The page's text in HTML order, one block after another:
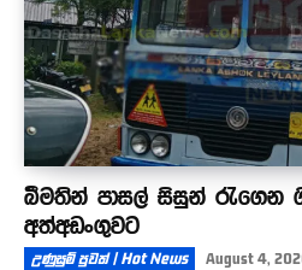
බීමතින් පාසල් සිසුන් රැගෙන
අත්අඩංගුවට
උණුසුම් පුවත් | Hot News August 4,